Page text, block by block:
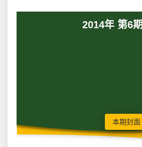
2014年 第6期
本期封面